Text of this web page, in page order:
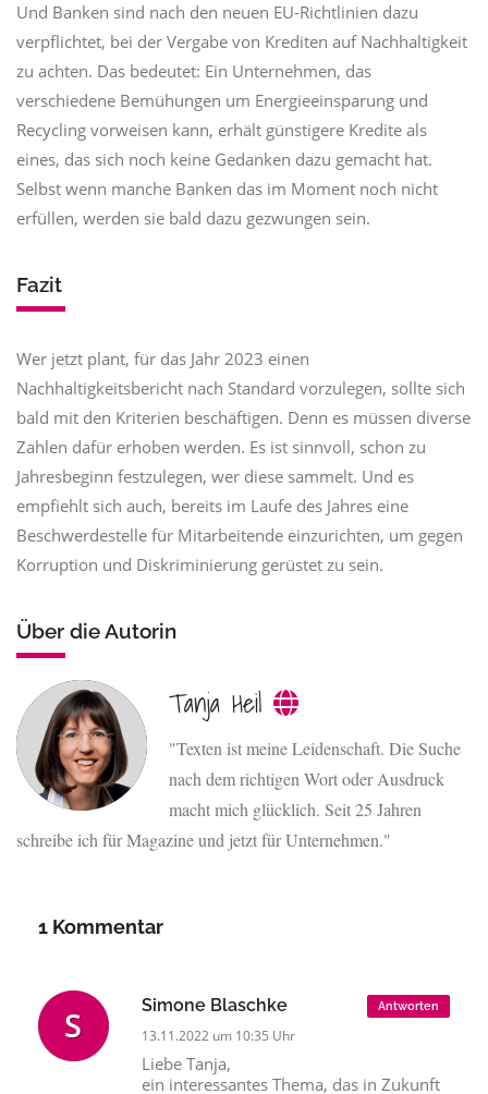
Und Banken sind nach den neuen EU-Richtlinien dazu
verpflichtet, bei der Vergabe von Krediten auf Nachhaltigkeit
zu achten. Das bedeutet: Ein Unternehmen, das
verschiedene Bemühungen um Energieeinsparung und
Recycling vorweisen kann, erhält günstigere Kredite als
eines, das sich noch keine Gedanken dazu gemacht hat.
Selbst wenn manche Banken das im Moment noch nicht
erfüllen, werden sie bald dazu gezwungen sein.
Fazit
Wer jetzt plant, für das Jahr 2023 einen
Nachhaltigkeitsbericht nach Standard vorzulegen, sollte sich
bald mit den Kriterien beschäftigen. Denn es müssen diverse
Zahlen dafür erhoben werden. Es ist sinnvoll, schon zu
Jahresbeginn festzulegen, wer diese sammelt. Und es
empfiehlt sich auch, bereits im Laufe des Jahres eine
Beschwerdestelle für Mitarbeitende einzurichten, um gegen
Korruption und Diskriminierung gerüstet zu sein.
Über die Autorin
Tanja Heil
"Texten ist meine Leidenschaft. Die Suche
nach dem richtigen Wort oder Ausdruck
macht mich glücklich. Seit 25 Jahren
schreibe ich für Magazine und jetzt für Unternehmen."
1 Kommentar
Simone Blaschke
13.11.2022 um 10:35 Uhr
Liebe Tanja,
ein interessantes Thema, das in Zukunft
Antworten